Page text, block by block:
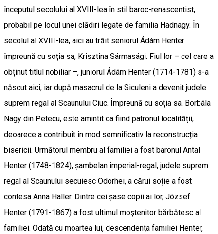
începutul secolului al XVIII-lea în stil baroc-renascentist,
probabil pe locul unei clădiri legate de familia Hadnagy. În
secolul al XVIII-lea, aici au trăit seniorul Ádám Henter
împreună cu soția sa, Krisztina Sármasági. Fiul lor – cel care a
obținut titlul nobiliar –, juniorul Ádám Henter (1714-1781) s-a
născut aici, iar după masacrul de la Siculeni a devenit judele
suprem regal al Scaunului Ciuc. Împreună cu soția sa, Borbála
Nagy din Petecu, este amintit ca fiind patronul localității,
deoarece a contribuit în mod semnificativ la reconstrucția
bisericii. Următorul membru al familiei a fost baronul Antal
Henter (1748-1824), șambelan imperial-regal, judele suprem
regal al Scaunului secuiesc Odorhei, a cărui soție a fost
contesa Anna Haller. Dintre cei șase copii ai lor, József
Henter (1791-1867) a fost ultimul moștenitor bărbătesc al
familiei. Odată cu moartea lui, descendența familiei Henter,